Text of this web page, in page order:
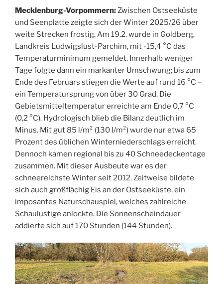
Mecklenburg-Vorpommern:Zwischen Ostseeküste
und Seenplatte zeigte sich der Winter 2025/26 über
weite Strecken frostig. Am 19.2. wurde in Goldberg,
Landkreis Ludwigslust-Parchim, mit -15,4 °C das
Temperaturminimum gemeldet. Innerhalb weniger
Tage folgte dann ein markanter Umschwung; bis zum
Ende des Februars stiegen die Werte auf rund 16 °C –
ein Temperatursprung von über 30 Grad. Die
Gebietsmitteltemperatur erreichte am Ende 0,7 °C
(0,2 °C). Hydrologisch blieb die Bilanz deutlich im
Minus. Mit gut 85 l/m² (130 l/m²) wurde nur etwa 65
Prozent des üblichen Winterniederschlags erreicht.
Dennoch kamen regional bis zu 40 Schneedeckentage
zusammen. Mit dieser Ausbeute war es der
schneereichste Winter seit 2012. Zeitweise bildete
sich auch großflächig Eis an der Ostseeküste, ein
imposantes Naturschauspiel, welches zahlreiche
Schaulustige anlockte. Die Sonnenscheindauer
addierte sich auf 170 Stunden (144 Stunden).